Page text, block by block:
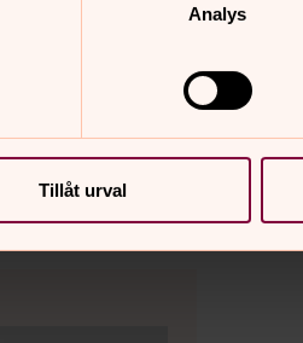
Analys
Tillåt urval